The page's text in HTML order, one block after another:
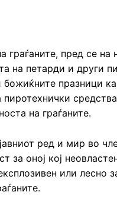
граѓаните, пред се
на петарди и други
празници
на граѓаните.
ред и мир во
за оној кој
или лесно